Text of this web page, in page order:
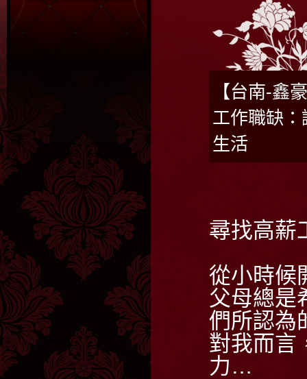
【台南-鑫
工作職缺
生活
尋找高薪
從小時候
父母總是
們所認為
對我而言
力…